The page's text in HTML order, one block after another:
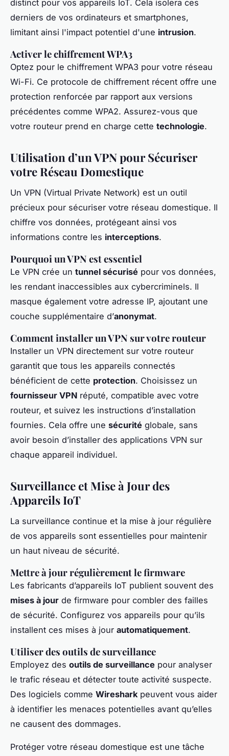
distinct pour vos appareils IoT. Cela isolera ces
derniers de vos ordinateurs et smartphones,
limitant ainsi l'impact potentiel d'une intrusion.
Activer le chiffrement WPA3
Optez pour le chiffrement WPA3 pour votre réseau
Wi-Fi. Ce protocole de chiffrement récent offre une
protection renforcée par rapport aux versions
précédentes comme WPA2. Assurez-vous que
votre routeur prend en charge cette technologie.
Utilisation d’un VPN pour Sécuriser
votre Réseau Domestique
Un VPN (Virtual Private Network) est un outil
précieux pour sécuriser votre réseau domestique. Il
chiffre vos données, protégeant ainsi vos
informations contre les interceptions.
Pourquoi un VPN est essentiel
Le VPN crée un tunnel sécurisé pour vos données,
les rendant inaccessibles aux cybercriminels. Il
masque également votre adresse IP, ajoutant une
couche supplémentaire d’anonymat.
Comment installer un VPN sur votre routeur
Installer un VPN directement sur votre routeur
garantit que tous les appareils connectés
bénéficient de cette protection. Choisissez un
fournisseur VPN réputé, compatible avec votre
routeur, et suivez les instructions d’installation
fournies. Cela offre une sécurité globale, sans
avoir besoin d’installer des applications VPN sur
chaque appareil individuel.
Surveillance et Mise à Jour des
Appareils IoT
La surveillance continue et la mise à jour régulière
de vos appareils sont essentielles pour maintenir
un haut niveau de sécurité.
Mettre à jour régulièrement le firmware
Les fabricants d’appareils IoT publient souvent des
mises à jour de firmware pour combler des failles
de sécurité. Configurez vos appareils pour qu’ils
installent ces mises à jour automatiquement.
Utiliser des outils de surveillance
Employez des outils de surveillance pour analyser
le trafic réseau et détecter toute activité suspecte.
Des logiciels comme Wiresharkpeuvent vous aider
à identifier les menaces potentielles avant qu’elles
ne causent des dommages.
Protéger votre réseau domestique est une tâche